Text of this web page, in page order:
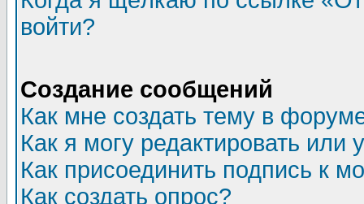
войти?
Создание сообщений
Как мне создать тему в
Как я могу редактировать или
Как присоединить подпись к
Как создать опрос?